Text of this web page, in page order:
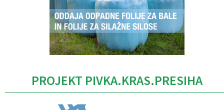
PROJEKT PIVKA.KRAS.PRESIHA